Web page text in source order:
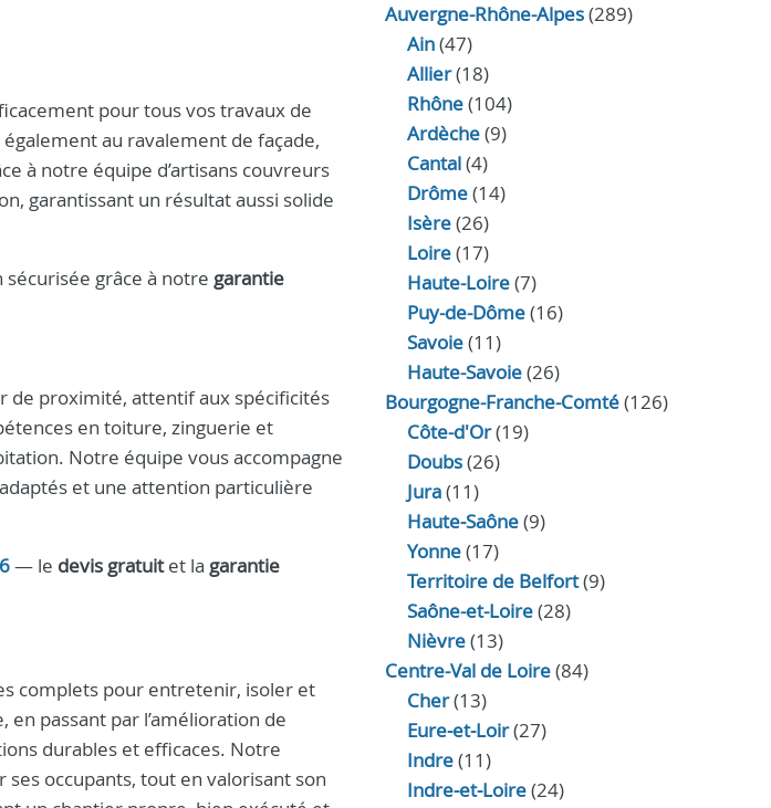
pour tous vos travaux de
au ravalement de façade,
à notre équipe d’artisans couvreurs
garantissant un résultat aussi solide
grâce à notre garantie
de proximité, attentif aux spécificités
en toiture, zinguerie et
Notre équipe vous accompagne
et une attention particulière
— le devis gratuitet la garantie
complets pour entretenir, isoler et
passant par l’amélioration de
durables et efficaces. Notre
occupants, tout en valorisant son
Auvergne-Rhône-Alpes(289)
Ain(47)
Allier(18)
Rhône(104)
Ardèche(9)
Cantal(4)
Drôme(14)
Isère(26)
Loire(17)
Haute-Loire(7)
Puy-de-Dôme(16)
Savoie(11)
Haute-Savoie(26)
Bourgogne-Franche-Comté(126)
Côte-d'Or(19)
Doubs(26)
Jura(11)
Haute‑Saône(9)
Yonne(17)
Territoire de Belfort(9)
Saône-et-Loire(28)
Nièvre(13)
Centre-Val de Loire(84)
Cher(13)
Eure‑et‑Loir(27)
Indre(11)
Indre‑et‑Loire(24)